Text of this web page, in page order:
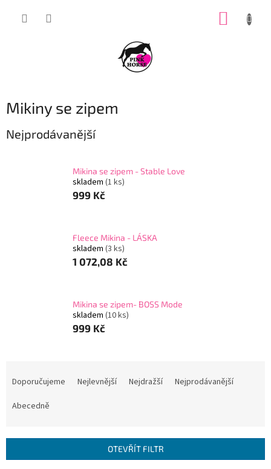
Mikiny se zipem
Nejprodávanější
Mikina se zipem - Stable Love
skladem (1 ks)
999 Kč
Fleece Mikina - LÁSKA
skladem (3 ks)
1 072,08 Kč
Mikina se zipem- BOSS Mode
skladem (10 ks)
999 Kč
r
Doporučujeme Nejlevnější Nejdražší
Nejprodávanější
Abecedně
OTEVŘÍT FILTR